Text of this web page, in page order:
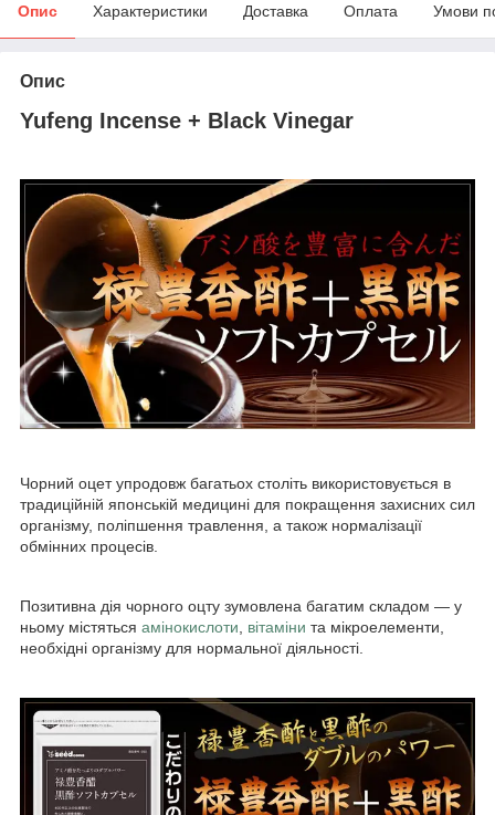
Опис Характеристики Доставка Оплата Умови
Опис
Yufeng Incense + Black Vinegar
Чорний оцет упродовж багатьох століть використовується в
традиційній японській медицині для покращення захисних сил
організму, поліпшення травлення, а також нормалізації
обмінних процесів.
Позитивна дія чорного оцту зумовлена багатим складом — у
ньому містяться амінокислоти вітаміни та мікроелементи,
необхідні організму для нормальної діяльності.